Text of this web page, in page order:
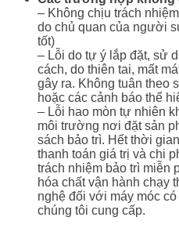
– Không chịu trách
do chủ quan của người
tốt)
– Lỗi do tự ý lắp đặt, sử
cách, do thiên tai, mất
gây ra. Không tuân theo
hoặc các cảnh báo thể
– Lỗi hao mòn tự nhiên
môi trường nơi đặt sản
sách bảo trì. Hết thời
thanh toán giá trị và chi
trách nhiệm bảo trì miễn
hóa chất vận hành chạy
nghệ đối với máy móc
chúng tôi cung cấp.